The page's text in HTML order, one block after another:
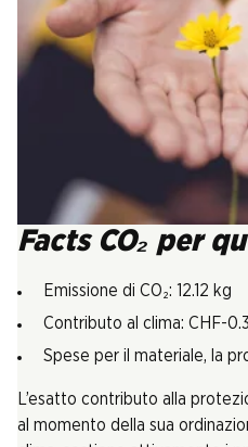
Facts CO₂ per
Emissione di CO₂: 12.12 kg
Contributo al clima: CHF-
Spese per il materiale, la
L’esatto contributo alla
al momento della sua